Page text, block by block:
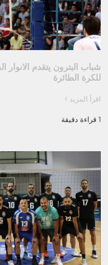
شباب البترون يتقدم الانوار
للكرة الطائرة
اقرأ المزيد
1 قراءة دقيقة